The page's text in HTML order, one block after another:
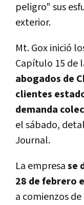
peligro" sus
exterior.
Mt. Gox inició
Capítulo 15 de
abogados de
clientes
demanda
el sábado,
Journal.
La empresase
28 de febrero
a comienzos